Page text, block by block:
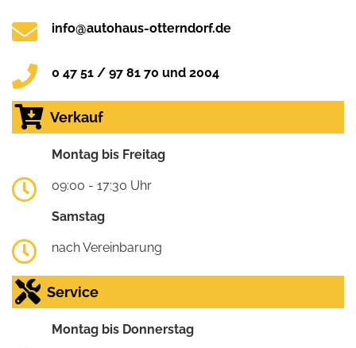
info@autohaus-otterndorf.de
0 47 51 / 97 81 70 und 2004
Verkauf
Montag bis Freitag
09:00 - 17:30 Uhr
Samstag
nach Vereinbarung
Service
Montag bis Donnerstag